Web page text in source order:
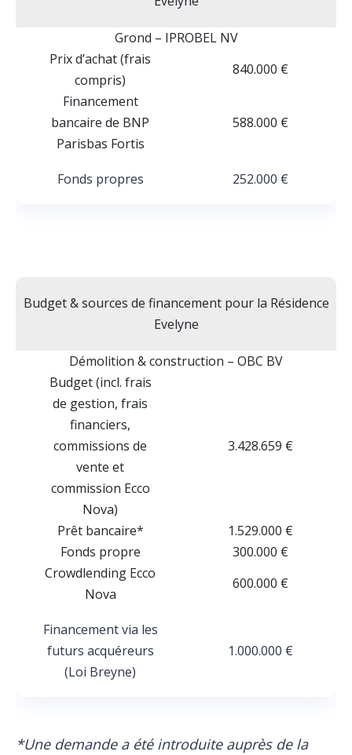
Grond – IPROBEL NV
Prix d’achat (frais
compris)
840.000 €
Financement
bancaire de BNP
Parisbas Fortis
588.000 €
Fonds propres 252.000 €
Budget & sources de financement pour la Résidence
Evelyne
Démolition & construction – OBC BV
Budget (incl. frais
de gestion, frais
financiers,
commissions de
vente et
commission Ecco
Nova)
3.428.659 €
Prêt bancaire*
1.529.000 €
Fonds propre
300.000 €
Crowdlending Ecco
Nova
600.000 €
Financement via les
futurs acquéreurs
(Loi Breyne)
1.000.000 €
*Une demande a été introduite auprès de la